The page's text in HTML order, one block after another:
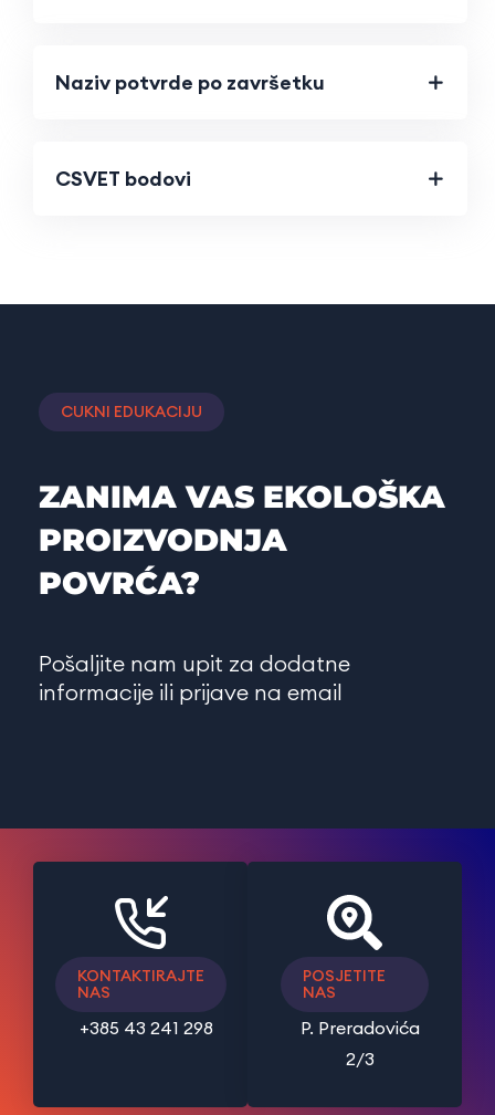
Naziv potvrde po završetku
CSVET bodovi
CUKNI EDUKACIJU
ZANIMA VAS EKOLOŠKA
PROIZVODNJA
POVRĆA?
Pošaljite nam upit za dodatne
informacije ili prijave na email
KONTAKTIRAJTE
NAS
+385 43 241 298
POSJETITE
NAS
P. Preradovića
2/3